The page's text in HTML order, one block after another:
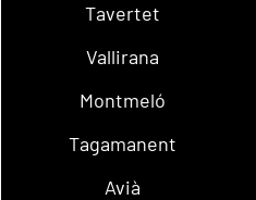
Tavertet
Vallirana
Montmeló
Tagamanent
Avià